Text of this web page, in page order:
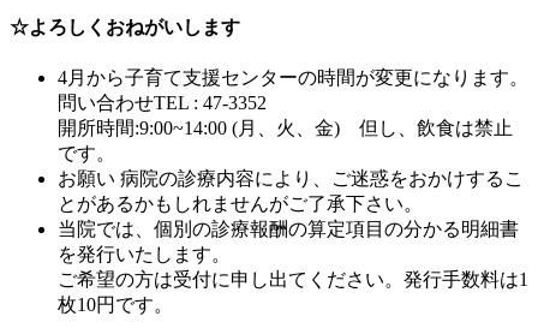
☆よろしくおねがいします
4月から子育て支援センターの時間が変更になります。
問い合わせTEL : 47-3352
開所時間:9:00~14:00 (月、火、金) 但し、飲食は禁止
です。
お願い 病院の診療内容により、ご迷惑をおかけするこ
とがあるかもしれませんがご了承下さい。
当院では、個別の診療報酬の算定項目の分かる明細書
を発行いたします。
ご希望の方は受付に申し出てください。発行手数料は1
枚10円です。